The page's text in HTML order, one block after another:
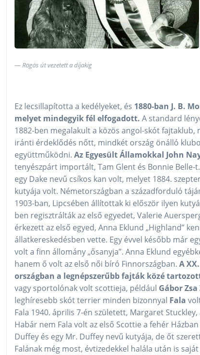
Rögös út vezetett a díjakig
Ez lecsillapította a kedélyeket, és 1880-ban J. B.
melyet mindegyik fél elfogadott. A standard
1882-ben megalakult a közös angol-skót
iránti érdeklődés nőtt, mindkét ország önálló
együttműködni. Az Egyesült Államokkal John
tenyészpárt importált, Tam Glent és Bonnie
egy Dake nevű csíkos kan volt, melyet 1884.
kutyája volt. Németországban a századforduló
1903-ban, Lipcsében állítottak ki először ilyen
ben regisztrálták az első egyedet, Valerie
érkezett az első egyed, Anna Eklund „Highland”
állatkereskedésben vette. Egy évvel később már
volt a finn állomány „ősanyja”. Anna Eklund
hanem ő volt az első női bíró Finnországban. A
országban a legnépszerűbb fajták közé
vagy sportolónak volt scottieja, például Gábor
leghíresebb skót terrier minden bizonnyal Fala
Fala 1940. április 7-én született, Margaret
Habár nem Fala volt az első Scottie a fehér
Duffey és egy Mr. Duffey nevű kutyája, de őt
Falának még most, évtizedekkel halála után is